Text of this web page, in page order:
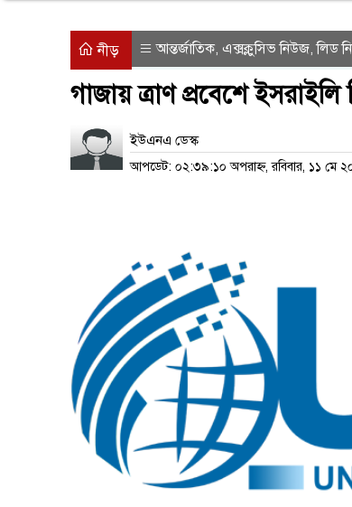
নীড় আন্তর্জাতিক এক্সক্লুসিভ নিউজ ,লিড
গাজায় ত্রাণ প্রবেশে ইসরাইলি
ইউএনএ ডেস্ক
আপডেট: ০২:৩৯:১০ অপরাহ্ন, রবিবার, ১১ মে